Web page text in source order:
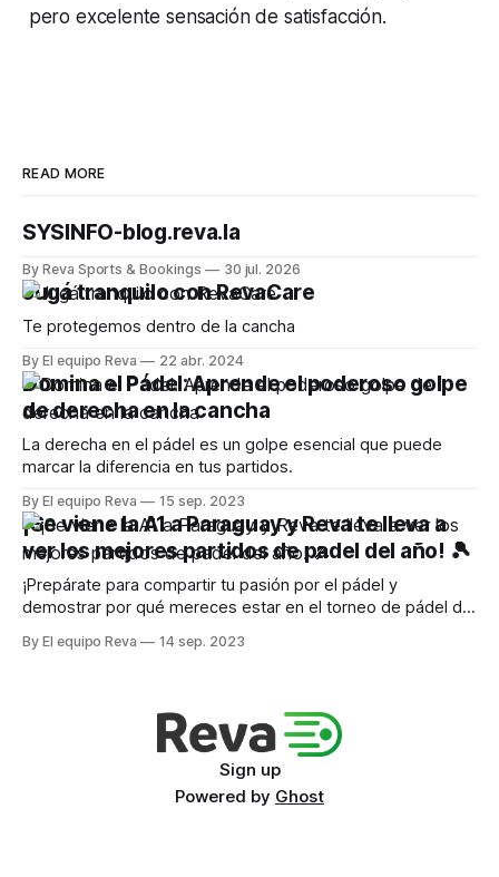
pero excelente sensación de satisfacción.
READ MORE
SYSINFO-blog.reva.la
By Reva Sports & Bookings 30 jul. 2026
Jugá tranquilo con RevaCare
Te protegemos dentro de la cancha
By El equipo Reva 22 abr. 2024
Domina el Pádel: Aprende el poderoso golpe
de derecha en la cancha
La derecha en el pádel es un golpe esencial que puede
marcar la diferencia en tus partidos.
By El equipo Reva 15 sep. 2023
¡Se viene la A1 a Paraguay y Reva te lleva a
ver los mejores partidos de padel del año! 🎾
¡Prepárate para compartir tu pasión por el pádel y
demostrar por qué mereces estar en el torneo de pádel del
By El equipo Reva 14 sep. 2023
Sign up
Powered by Ghost